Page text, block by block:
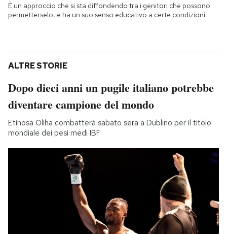
È un approccio che si sta diffondendo tra i genitori che possono
permetterselo, e ha un suo senso educativo a certe condizioni
ALTRE STORIE
Dopo dieci anni un pugile italiano potrebbe
diventare campione del mondo
Etinosa Oliha combatterà sabato sera a Dublino per il titolo
mondiale dei pesi medi IBF